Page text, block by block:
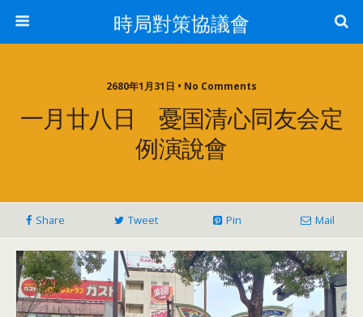
時局對策協議會
2680年1月31日 • No Comments
一月廿八日 憂国清心同友会定
例演說會
Share Tweet Pin Mail